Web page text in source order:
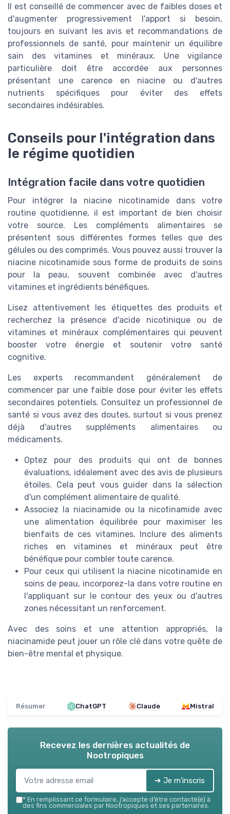
Il est conseillé de commencer avec de faibles doses et
d'augmenter progressivement l'apport si besoin,
toujours en suivant les avis et recommandations de
professionnels de santé, pour maintenir un équilibre
sain des vitamines et minéraux. Une vigilance
particulière doit être accordée aux personnes
présentant une carence en niacine ou d'autres
nutrients spécifiques pour éviter des effets
secondaires indésirables.
Conseils pour l'intégration dans
le régime quotidien
Intégration facile dans votre quotidien
Pour intégrer la niacine nicotinamide dans votre
routine quotidienne, il est important de bien choisir
votre source. Les compléments alimentaires se
présentent sous différentes formes telles que des
gélules ou des comprimés. Vous pouvez aussi trouver la
niacine nicotinamide sous forme de produits de soins
pour la peau, souvent combinée avec d'autres
vitamines et ingrédients bénéfiques.
Lisez attentivement les étiquettes des produits et
recherchez la présence d'acide nicotinique ou de
vitamines et minéraux complémentaires qui peuvent
booster votre énergie et soutenir votre santé
cognitive.
Les experts recommandent généralement de
commencer par une faible dose pour éviter les effets
secondaires potentiels. Consultez un professionnel de
santé si vous avez des doutes, surtout si vous prenez
déjà d'autres suppléments alimentaires ou
médicaments.
Optez pour des produits qui ont de bonnes
évaluations, idéalement avec des avis de plusieurs
étoiles. Cela peut vous guider dans la sélection
d'un complément alimentaire de qualité.
Associez la niacinamide ou la nicotinamide avec
une alimentation équilibrée pour maximiser les
bienfaits de ces vitamines. Inclure des aliments
riches en vitamines et minéraux peut être
bénéfique pour combler toute carence.
Pour ceux qui utilisent la niacine nicotinamide en
soins de peau, incorporez-la dans votre routine en
l'appliquant sur le contour des yeux ou d'autres
zones nécessitant un renforcement.
Avec des soins et une attention appropriés, la
niacinamide peut jouer un rôle clé dans votre quête de
bien-être mental et physique.
Résumer ChatGPT Claude Mistral
Recevez les dernières actualités de
Nootropiques
➔ Je m'inscris
* En remplissant ce formulaire, j’accepte d’être contacté(e) à
des fins commerciales par Nootropiques et ses partenaires.